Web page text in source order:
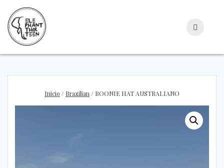
Inicio / Brazilian/ BOONIE HAT AUSTRALIANO